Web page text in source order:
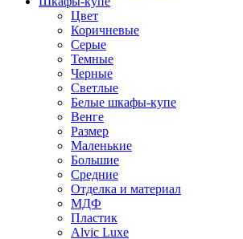
Цвет
Коричневые
Серые
Темные
Черные
Светлые
Белые шкафы-купе
Венге
Размер
Маленькие
Большие
Средние
Отделка и материал
МДФ
Пластик
Alvic Luxe